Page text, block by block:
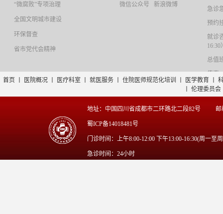
“微腐败”专项治理
全国文明城市建设
环保督查
省市党代会精神
微信公众号 新浪微博
急诊
预约
就诊
16:30
总值
传真
首页
医院概况 医疗科室 就医服务 住院医师规范化培训 医学教育
伦理委员会
地址：中国四川省成都市二环路北二段82号 邮
蜀ICP备14018481号
门诊时间：上午8:00-12:00 下午13:00-16:30(周一至
急诊时间：24小时